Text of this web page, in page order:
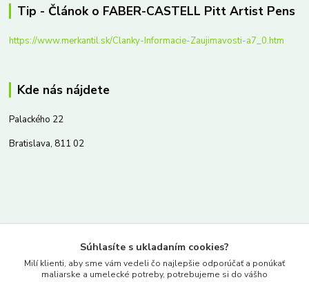
Tip - Článok o FABER-CASTELL Pitt Artist Pens
https://www.merkantil.sk/Clanky-Informacie-Zaujimavosti-a7_0.htm
Kde nás nájdete
Palackého 22
Bratislava, 811 02
www.merkantil.sk
Súhlasíte s ukladaním cookies?
Milí klienti, aby sme vám vedeli čo najlepšie odporúčať a ponúkať
maliarske a umelecké potreby, potrebujeme si do vášho